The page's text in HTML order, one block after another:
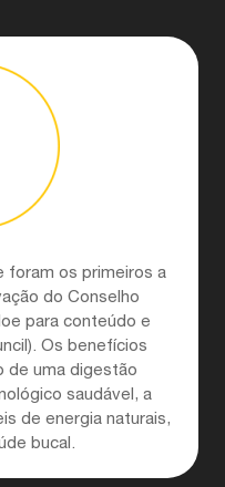
os primeiros a
do Conselho
para conteúdo e
Os benefícios
de uma digestão
saudável, a
de energia naturais,
bucal.